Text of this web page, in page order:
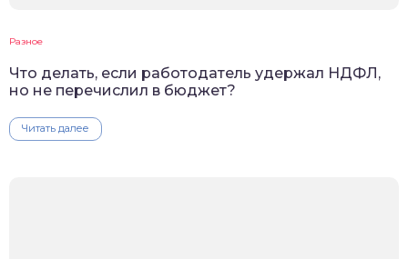
Разное
Что делать, если работодатель удержал НДФЛ,
но не перечислил в бюджет?
Читать далее